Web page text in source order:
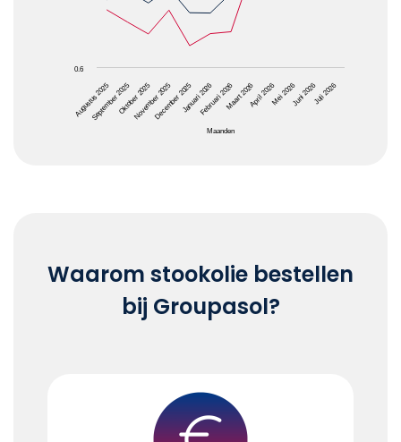
Maanden
Augustus 2025
September 2025Oktober 2025
November 2025December 2025Januari 2026Februari 2026Maart 2026April 2026Mei 2026Juni 2026Juli 2026
0.6
Waarom stookolie bestellen
bij Groupasol?